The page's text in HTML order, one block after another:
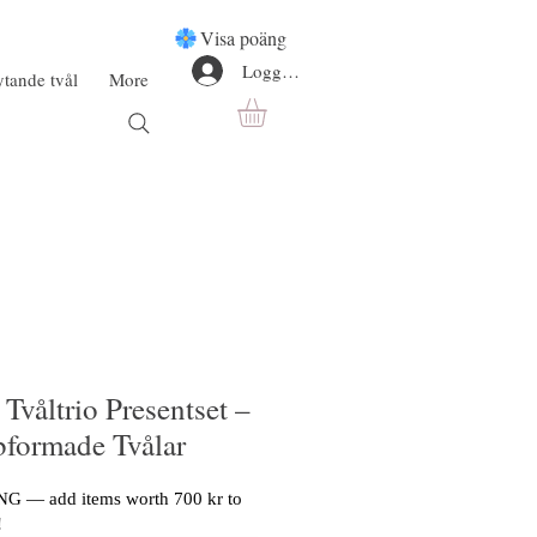
tvål More
Visa poäng
Logga in
Presentset –
Tvålar
— add items worth 700 kr to